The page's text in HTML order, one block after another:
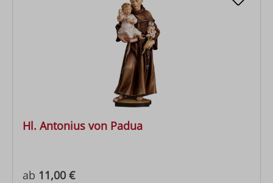
Hl. Antonius von Padua
Regulärer Preis:
ab 11,00 €